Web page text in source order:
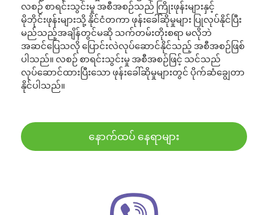
လစဉ် စာရင်းသွင်းမှု အစီအစဉ်သည် ကြိုးဖုန်းများနှင့်
မိုဘိုင်းဖုန်းများသို့ နိုင်ငံတကာ ဖုန်းခေါ်ဆိုမှုများ ပြုလုပ်နိုင်ပြီး
မည်သည့်အချိန်တွင်မဆို သက်တမ်းတိုးစရာ မလိုဘဲ
အဆင်ပြေသလို ပြောင်းလဲလုပ်ဆောင်နိုင်သည့် အစီအစဉ်ဖြစ်
ပါသည်။ လစဉ် စာရင်းသွင်းမှု အစီအစဉ်ဖြင့် သင်သည်
လုပ်ဆောင်ထားပြီးသော ဖုန်းခေါ်ဆိုမှုများတွင် ပိုက်ဆံချွေတာ
နိုင်ပါသည်။
နောက်ထပ် နေရာများ